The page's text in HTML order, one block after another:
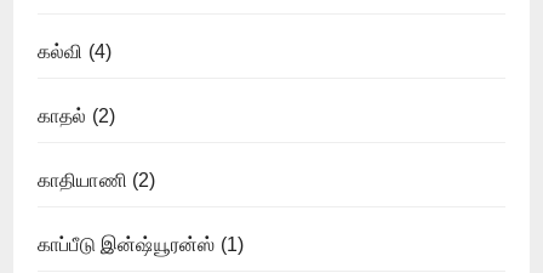
கல்வி (4)
காதல் (2)
காதியாணி (2)
காப்பீடு இன்ஷ்யூரன்ஸ் (1)